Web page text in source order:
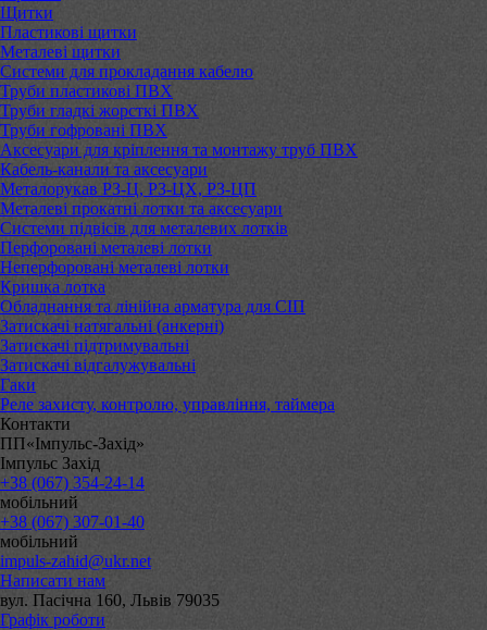
Щитки
Пластикові щитки
Металеві щитки
Системи для прокладання кабелю
Труби пластикові ПВХ
Труби гладкі жорсткі ПВХ
Труби гофровані ПВХ
Аксесуари для кріплення та монтажу труб ПВХ
Кабель-канали та аксесуари
Металорукав РЗ-Ц, РЗ-ЦХ, РЗ-ЦП
Металеві прокатні лотки та аксесуари
Системи підвісів для металевих лотків
Перфоровані металеві лотки
Неперфоровані металеві лотки
Кришка лотка
Обладнання та лінійна арматура для СІП
Затискачі натягальні (анкерні)
Затискачі підтримувальні
Затискачі відгалужувальні
Гаки
Реле захисту, контролю, управління, таймера
Контакти
ПП«Імпульс-Захід»
Імпульс Захід
+38 (067) 354-24-14
мобільний
+38 (067) 307-01-40
мобільний
impuls-zahid@ukr.net
Написати нам
вул. Пасічна 160, Львів 79035
Графік роботи